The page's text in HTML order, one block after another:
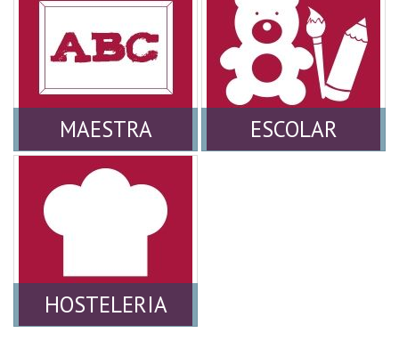
MAESTRA ESCOLAR
HOSTELERIA